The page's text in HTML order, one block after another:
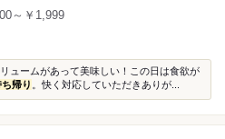
～￥1,999
ュームがあって美味しい！この日は食欲が
帰り 。快く対応していただきありが...